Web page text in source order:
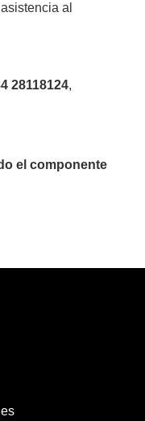
al
28118124,
el componente